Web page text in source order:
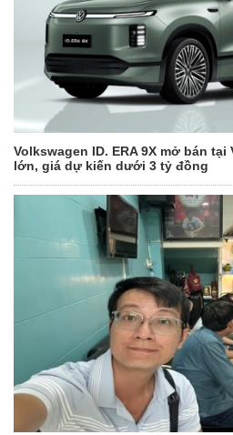
Volkswagen ID. ERA 9X mở bán tại
lớn, giá dự kiến dưới 3 tỷ đồng